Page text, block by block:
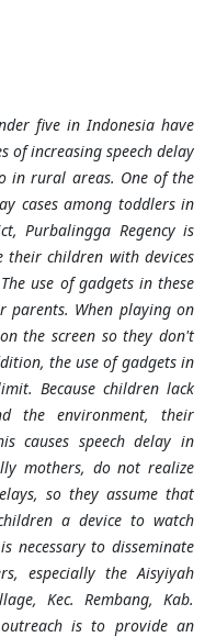
five in Indonesia have
of increasing speech delay
in rural areas. One of the
cases among toddlers in
Purbalingga Regency is
children with devices
use of gadgets in these
parents. When playing on
the screen so they don't
the use of gadgets in
Because children lack
the environment, their
causes speech delay in
mothers, do not realize
so they assume that
a device to watch
necessary to disseminate
especially the Aisyiyah
Kec. Rembang, Kab.
is to provide an